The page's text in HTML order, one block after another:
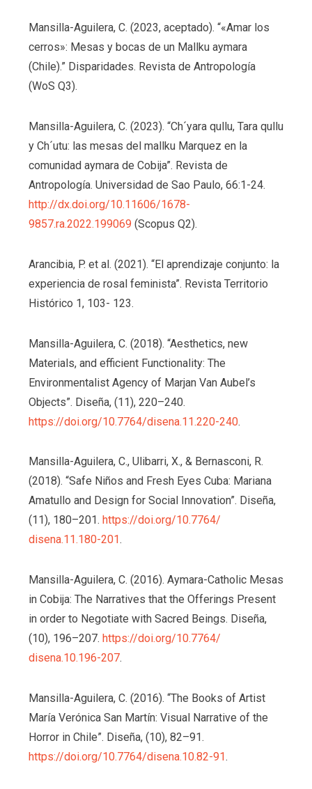
Mansilla-Aguilera, C. (2023, aceptado). “«Amar los
cerros»: Mesas y bocas de un Mallku aymara
(Chile).” Disparidades. Revista de Antropología
(WoS Q3).
Mansilla-Aguilera, C. (2023). “Ch´yara qullu, Tara qullu
y Ch´utu: las mesas del mallku Marquez en la
comunidad aymara de Cobija”. Revista de
Antropología. Universidad de Sao Paulo, 66:1-24.
http://dx.doi.org/10.11606/1678-
9857.ra.2022.199069 (Scopus Q2).
Arancibia, P. et al. (2021). “El aprendizaje conjunto: la
experiencia de rosal feminista”. Revista Territorio
Histórico 1, 103- 123.
Mansilla-Aguilera, C. (2018). “Aesthetics, new
Materials, and efficient Functionality: The
Environmentalist Agency of Marjan Van Aubel’s
Objects”. Diseña, (11), 220–240.
https://doi.org/10.7764/disena.11.220-240.
Mansilla-Aguilera, C., Ulibarri, X., & Bernasconi, R.
(2018). “Safe Niños and Fresh Eyes Cuba: Mariana
Amatullo and Design for Social Innovation”. Diseña,
(11), 180–201. https://doi.org/10.7764/
disena.11.180-201.
Mansilla-Aguilera, C. (2016). Aymara-Catholic Mesas
in Cobija: The Narratives that the Offerings Present
in order to Negotiate with Sacred Beings. Diseña,
(10), 196–207. https://doi.org/10.7764/
disena.10.196-207.
Mansilla-Aguilera, C. (2016). “The Books of Artist
María Verónica San Martín: Visual Narrative of the
Horror in Chile”. Diseña, (10), 82–91.
https://doi.org/10.7764/disena.10.82-91.